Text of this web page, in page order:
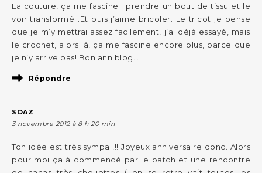
La couture, ça me fascine : prendre un bout de tissu et le
voir transformé…Et puis j’aime bricoler. Le tricot je pense
que je m’y mettrai assez facilement, j’ai déjà essayé, mais
le crochet, alors là, ça me fascine encore plus, parce que
je n’y arrive pas! Bon anniblog…
Répondre
SOAZ
3 novembre 2012 à 8 h 20 min
Ton idée est très sympa !!! Joyeux anniversaire donc. Alors
pour moi ça à commencé par le patch et une rencontre